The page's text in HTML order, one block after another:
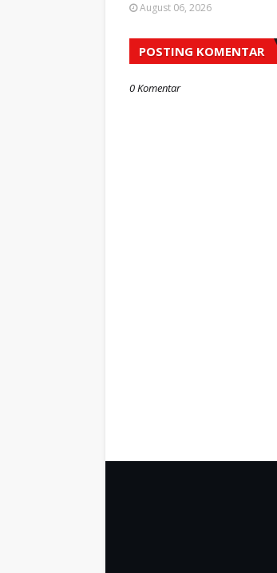
August 06, 2026
POSTING KOMENTAR
0 Komentar